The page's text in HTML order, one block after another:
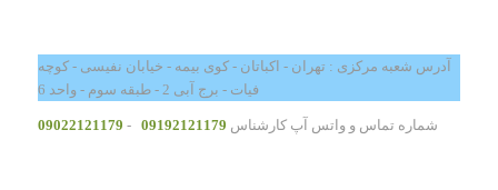
آدرس شعبه مرکزی : تهران - اکباتان - کوی بیمه - خیابان نفیسی - کوچه
فیات - برج آبی 2 - طبقه سوم - واحد 6
شماره تماس و واتس آپ کارشناس 09192121179
-
09022121179